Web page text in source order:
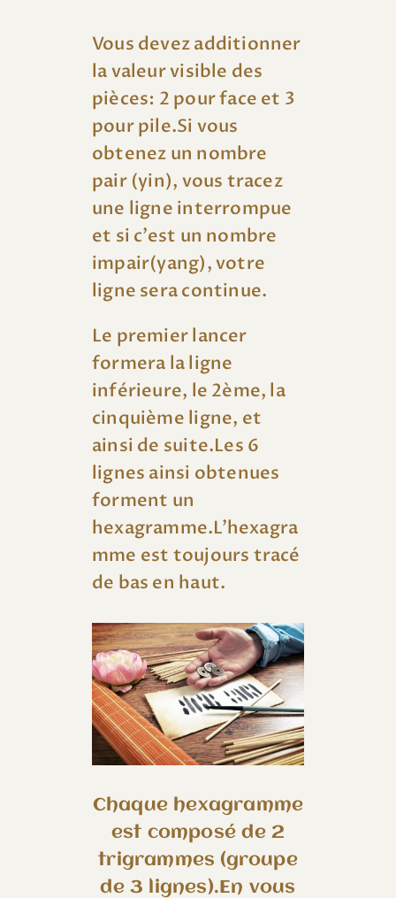
Vous devez additionner
la valeur visible des
pièces: 2 pour face et 3
pour pile.Si vous
obtenez un nombre
pair (yin), vous tracez
une ligne interrompue
et si c’est un nombre
impair(yang), votre
ligne sera continue.
Le premier lancer
formera la ligne
inférieure, le 2ème, la
cinquième ligne, et
ainsi de suite.Les 6
lignes ainsi obtenues
forment un
hexagramme.L’hexagra
mme est toujours tracé
de bas en haut.
Chaque hexagramme
est composé de 2
trigrammes (groupe
de 3 lignes).En vous